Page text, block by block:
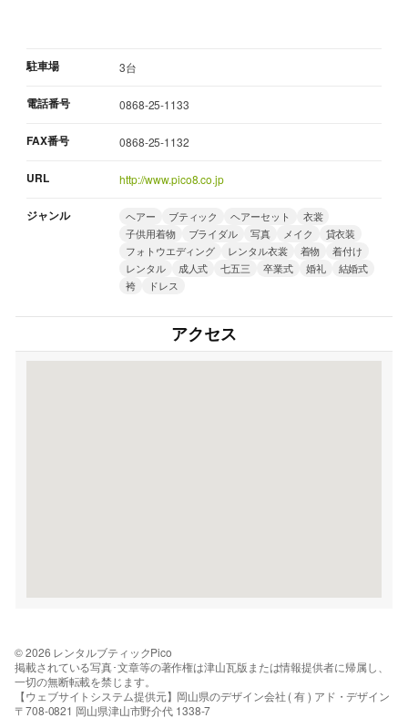
駐車場 3台
電話番号 0868-25-1133
FAX番号 0868-25-1132
URL http://www.pico8.co.jp
ジャンル ヘアー ブティック ヘアーセット
衣裳
子供用着物
ブライダル 写真 メイク
貸衣装
フォトウエディング
レンタル衣裳 着物
着付け
レンタル
成人式 七五三 卒業式 婚礼
結婚式
袴
ドレス
アクセス
© 2026 レンタルブティックPico
掲載されている写真･文章等の著作権は津山瓦版または情報提供者に帰属し、
一切の無断転載を禁じます。
【ウェブサイトシステム提供元】岡山県のデザイン会社 ( 有 ) アド・デザイン
〒708-0821 岡山県津山市野介代 1338-7